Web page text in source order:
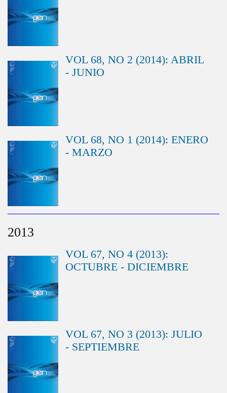
VOL 68, NO 2 (2014): ABRIL
- JUNIO
VOL 68, NO 1 (2014): ENERO
- MARZO
2013
VOL 67, NO 4 (2013):
OCTUBRE - DICIEMBRE
VOL 67, NO 3 (2013): JULIO
- SEPTIEMBRE